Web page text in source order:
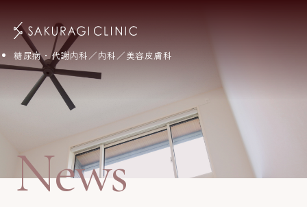
糖尿病・代謝内科／内科／美容皮膚科
News